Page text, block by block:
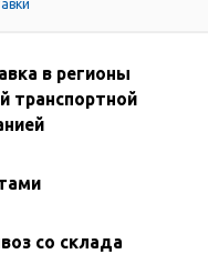
в регионы
транспортной
со склада